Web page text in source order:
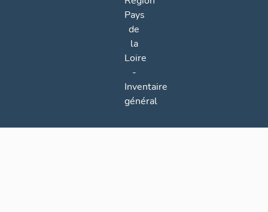
Pays
de
la
Loire
-
Inventaire
général